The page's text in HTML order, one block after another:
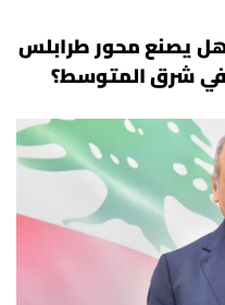
يصنع محور طرابلس
في شرق المتوسط؟